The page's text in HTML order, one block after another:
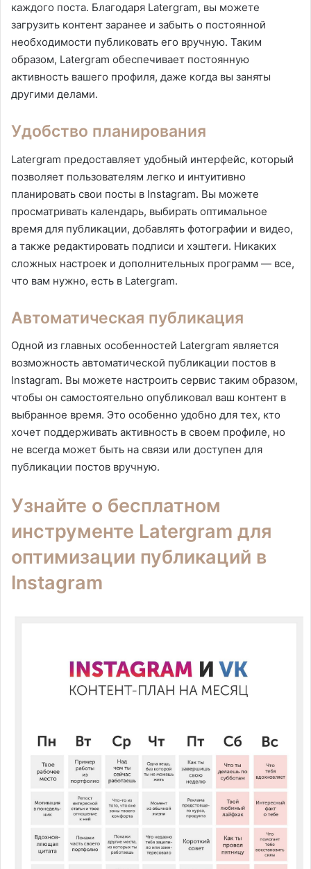
каждого поста. Благодаря Latergram, вы можете
загрузить контент заранее и забыть о постоянной
необходимости публиковать его вручную. Таким
образом, Latergram обеспечивает постоянную
активность вашего профиля, даже когда вы заняты
другими делами.
Удобство планирования
Latergram предоставляет удобный интерфейс, который
позволяет пользователям легко и интуитивно
планировать свои посты в Instagram. Вы можете
просматривать календарь, выбирать оптимальное
время для публикации, добавлять фотографии и видео,
а также редактировать подписи и хэштеги. Никаких
сложных настроек и дополнительных программ — все,
что вам нужно, есть в Latergram.
Автоматическая публикация
Одной из главных особенностей Latergram является
возможность автоматической публикации постов в
Instagram. Вы можете настроить сервис таким образом,
чтобы он самостоятельно опубликовал ваш контент в
выбранное время. Это особенно удобно для тех, кто
хочет поддерживать активность в своем профиле, но
не всегда может быть на связи или доступен для
публикации постов вручную.
Узнайте о бесплатном
инструменте Latergram для
оптимизации публикаций в
Instagram